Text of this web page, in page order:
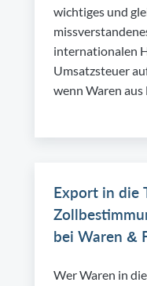
wichtiges und
internationalen
Umsatzsteuer
wenn Waren
Export in die
bei Waren &
Wer Waren in